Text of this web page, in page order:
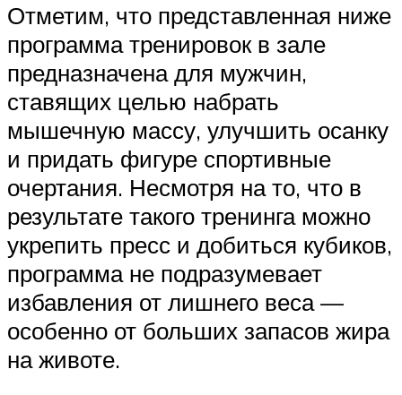
Отметим, что представленная ниже
программа тренировок в зале
предназначена для мужчин,
ставящих целью набрать
мышечную массу, улучшить осанку
и придать фигуре спортивные
очертания. Несмотря на то, что в
результате такого тренинга можно
укрепить пресс и добиться кубиков,
программа не подразумевает
избавления от лишнего веса —
особенно от больших запасов жира
на животе.